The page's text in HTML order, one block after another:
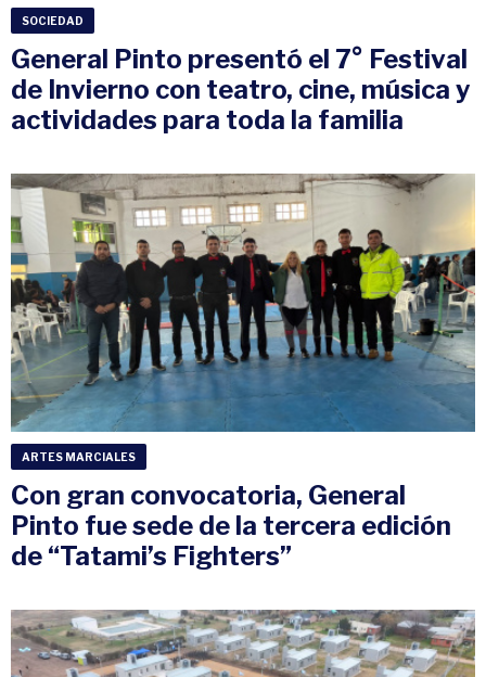
SOCIEDAD
General Pinto presentó el 7° Festival
de Invierno con teatro, cine, música y
actividades para toda la familia
ARTES MARCIALES
Con gran convocatoria, General
Pinto fue sede de la tercera edición
de “Tatami’s Fighters”